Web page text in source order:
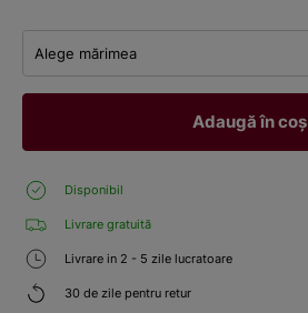
Alege mărimea
Adaugă în coș
Disponibil
Livrare gratuită
Livrare in 2 - 5 zile lucratoare
30 de zile pentru retur